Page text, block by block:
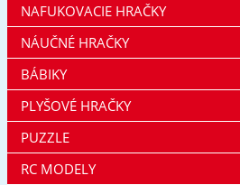
NAFUKOVACIE HRAČKY
NÁUČNÉ HRAČKY
BÁBIKY
PLYŠOVÉ HRAČKY
PUZZLE
RC MODELY